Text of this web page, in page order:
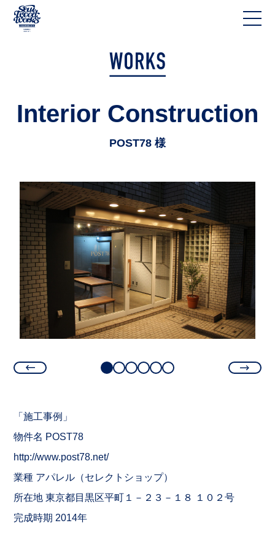
Interior Construction
POST78 様
「施工事例」
物件名 POST78
http://www.post78.net/
業種 アパレル（セレクトショップ）
所在地 東京都目黒区平町１－２３－１８ １０２号
完成時期 2014年